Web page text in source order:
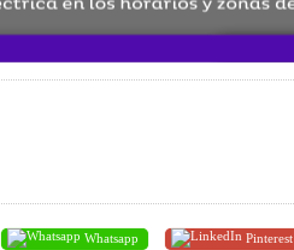
Whatsapp Pinterest